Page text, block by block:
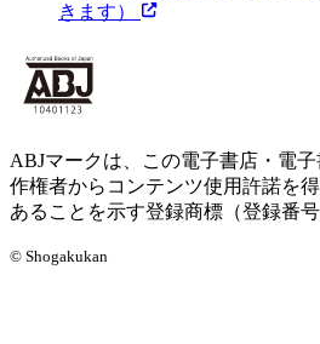
きます）
ABJマークは、この電子書店・電
作権者からコンテンツ使用許諾を
あることを示す登録商標（登録番号
© Shogakukan